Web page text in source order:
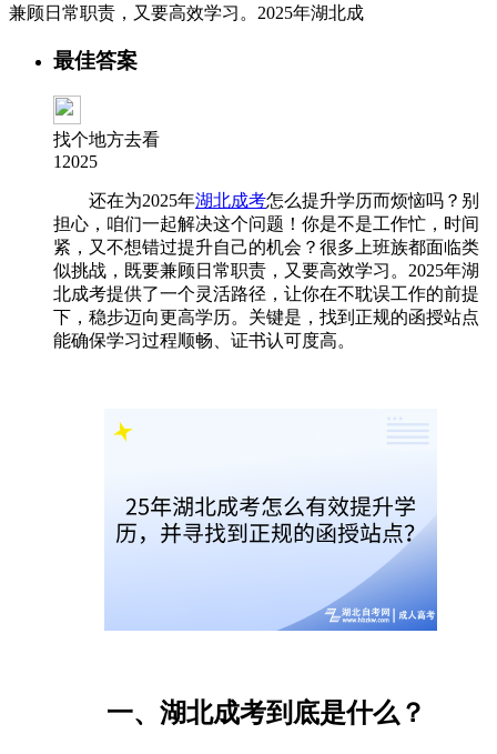
兼顾日常职责，又要高效学习。2025年湖北成
最佳答案
找个地方去看
12025
还在为2025年湖北成考怎么提升学历而烦恼吗？别
担心，咱们一起解决这个问题！你是不是工作忙，时间
紧，又不想错过提升自己的机会？很多上班族都面临类
似挑战，既要兼顾日常职责，又要高效学习。2025年湖
北成考提供了一个灵活路径，让你在不耽误工作的前提
下，稳步迈向更高学历。关键是，找到正规的函授站点
能确保学习过程顺畅、证书认可度高。
一、湖北成考到底是什么？